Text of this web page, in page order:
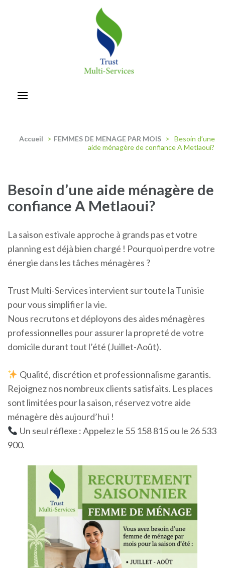
Accueil > FEMMES DE MENAGE PAR MOIS > Besoin d’une
aide ménagère de confiance A Metlaoui?
Besoin d’une aide ménagère de
confiance A Metlaoui?
La saison estivale approche à grands pas et votre
planning est déjà bien chargé ! Pourquoi perdre votre
énergie dans les tâches ménagères ?
Trust Multi-Services intervient sur toute la Tunisie
pour vous simplifier la vie.
Nous recrutons et déployons des aides ménagères
professionnelles pour assurer la propreté de votre
domicile durant tout l’été (Juillet-Août).
Qualité, discrétion et professionnalisme garantis.
Rejoignez nos nombreux clients satisfaits. Les places
sont limitées pour la saison, réservez votre aide
ménagère dès aujourd’hui !
Un seul réflexe : Appelez le 55 158 815 ou le 26 533
900.